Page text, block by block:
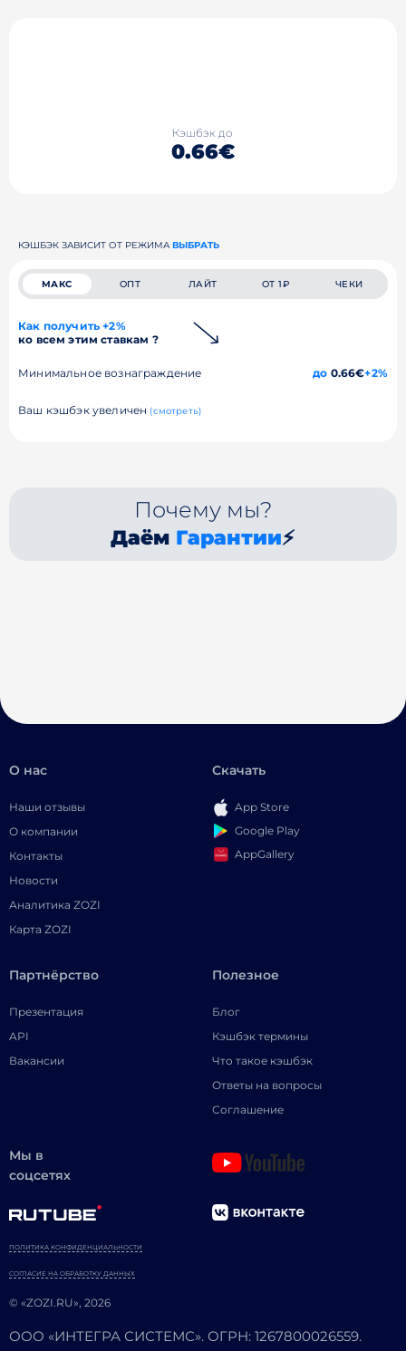
Кэшбэк до
0.66€
КЭШБЭК ЗАВИСИТ ОТ РЕЖИМА ВЫБРАТЬ
МАКС ОПТ ЛАЙТ ОТ 1₽ ЧЕКИ
Как получить +2%
ко всем этим ставкам ?
Минимальное вознаграждение до 0.66€+2%
Ваш кэшбэк увеличен (смотреть)
Почему мы?
Даём Гарантии⚡
О нас
Наши отзывы
О компании
Контакты
Новости
Аналитика ZOZI
Карта ZOZI
Скачать
App Store
Google Play
AppGallery
Партнёрство
Презентация
API
Вакансии
Полезное
Блог
Кэшбэк термины
Что такое кэшбэк
Ответы на вопросы
Соглашение
Мы в
соцсетях
© «ZOZI.RU», 2026
ПОЛИТИКА КОНФИДЕНЦИАЛЬНОСТИ
СОГЛАСИЕ НА ОБРАБОТКУ ДАННЫХ
ООО «ИНТЕГРА СИСТЕМС». ОГРН: 1267800026559.